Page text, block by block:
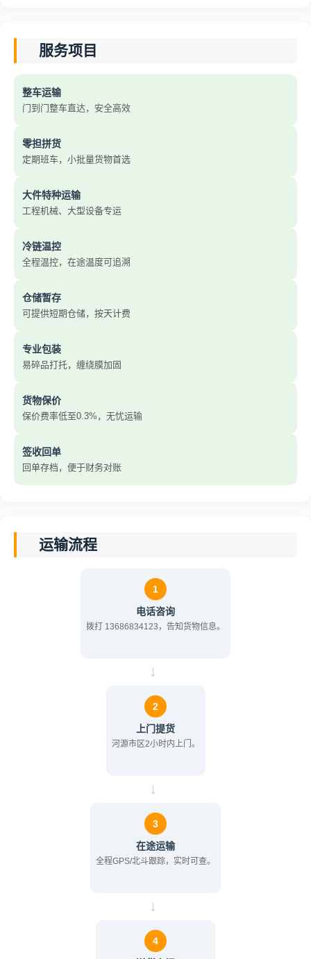
服务项目
整车运输
门到门整车直达，安全高效
零担拼货
定期班车，小批量货物首选
大件特种运输
工程机械、大型设备专运
冷链温控
全程温控，在途温度可追溯
仓储暂存
可提供短期仓储，按天计费
专业包装
易碎品打托，缠绕膜加固
货物保价
保价费率低至0.3%，无忧运输
签收回单
回单存档，便于财务对账
运输流程
1
电话咨询
拨打 13686834123，告知货物信息。
→
2
上门提货
河源市区2小时内上门。
→
3
在途运输
全程GPS/北斗跟踪，实时可查。
→
4